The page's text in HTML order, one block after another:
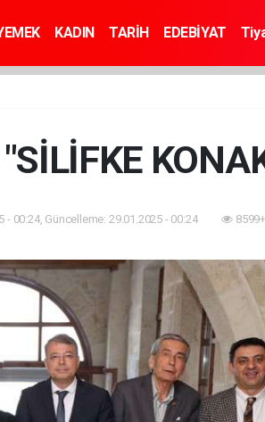
KADIN TARİH EDEBİYAT
- 00:24, Güncelleme: 29.01.2025 - 00:24